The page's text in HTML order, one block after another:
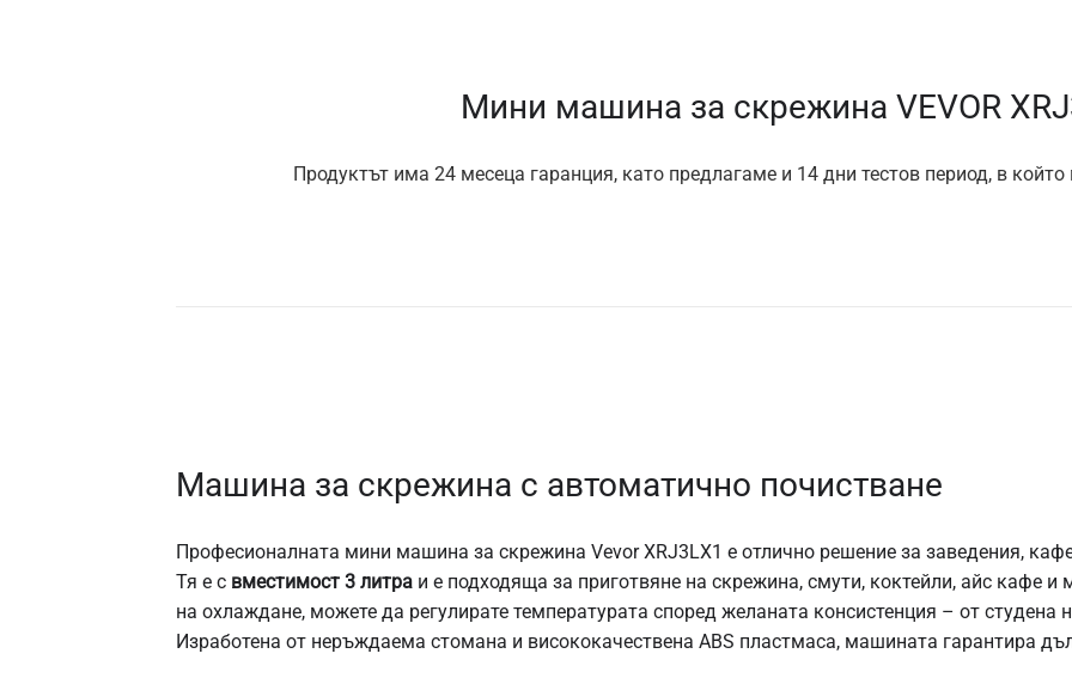
Мини машина за скрежина VEVOR
Продуктът има 24 месеца гаранция, като предлагаме и 14 дни тестов период, в
Машина за скрежина с автоматично почистване
Професионалната мини машина за скрежина Vevor XRJ3LX1 е отлично решение за заведения,
Тя е с вместимост 3 литра и е подходяща за приготвяне на скрежина, смути, коктейли, айс кафе и
на охлаждане, можете да регулирате температурата според желаната консистенция – от студена
Изработена от неръждаема стомана и висококачествена ABS пластмаса, машината гарантира